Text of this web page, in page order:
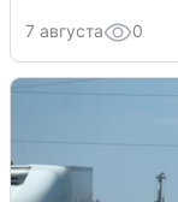
7 августа 0